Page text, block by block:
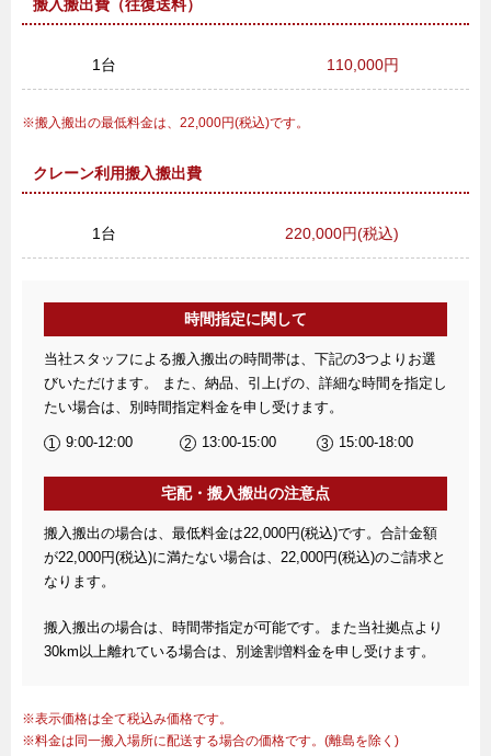
搬入搬出費（往復送料）
1台 110,000円
搬入搬出の最低料金は、22,000円(税込)です。
クレーン利用搬入搬出費
1台 220,000円(税込)
時間指定に関して
当社スタッフによる搬入搬出の時間帯は、下記の3つよりお選
びいただけます。 また、納品、引上げの、詳細な時間を指定し
たい場合は、別時間指定料金を申し受けます。
9:00-12:00 13:00-15:00 15:00-18:00
宅配・搬入搬出の注意点
搬入搬出の場合は、最低料金は22,000円(税込)です。合計金額
が22,000円(税込)に満たない場合は、22,000円(税込)のご請求と
なります。
搬入搬出の場合は、時間帯指定が可能です。また当社拠点より
30km以上離れている場合は、別途割増料金を申し受けます。
表示価格は全て税込み価格です。
料金は同一搬入場所に配送する場合の価格です。(離島を除く)